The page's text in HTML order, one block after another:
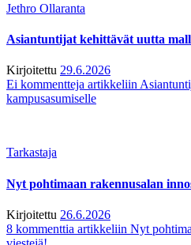
Jethro Ollaranta
Asiantuntijat kehittävät uutta
Kirjoitettu 29.6.2026
Ei kommentteja artikkeliin
kampusasumiselle
Tarkastaja
Nyt pohtimaan rakennusalan
Kirjoitettu 26.6.2026
8 kommenttia artikkeliin Nyt